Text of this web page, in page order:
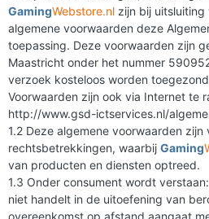
GamingWebstore.nl zijn bij
algemene voorwaarden deze
toepassing. Deze voorwaarden zijn
Maastricht onder het nummer
verzoek kosteloos worden
Voorwaarden zijn ook via Internet te
http://www.gsd-ictservices.nl/
1.2 Deze algemene voorwaarden
rechtsbetrekkingen, waarbij Gaming
van producten en diensten optreed.
1.3 Onder consument wordt
niet handelt in de uitoefening van